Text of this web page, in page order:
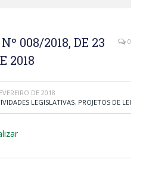
008/2018, DE 23
2018
0
DE 2018
LEGISLATIVAS, PROJETOS DE LEI